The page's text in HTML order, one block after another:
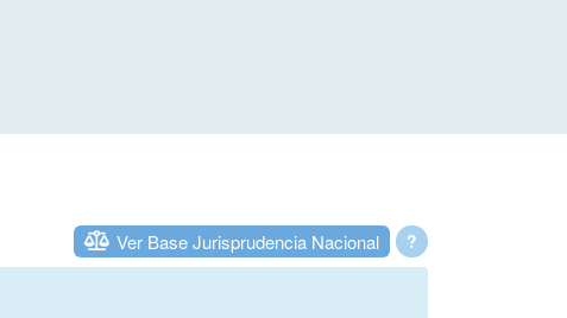
?
Ver Base Jurisprudencia Nacional